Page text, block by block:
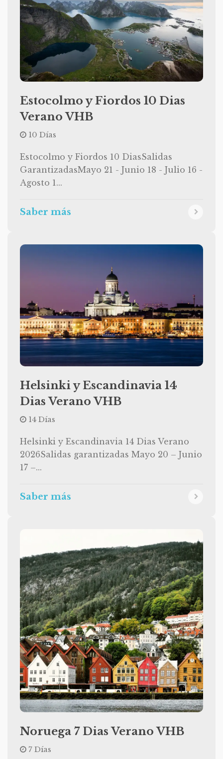
Estocolmo y Fiordos 10 Dias
Verano VHB
10 Días
Estocolmo y Fiordos 10 DiasSalidas
GarantizadasMayo 21 - Junio 18 - Julio 16 -
Agosto 1...
Saber más
Helsinki y Escandinavia 14
Dias Verano VHB
14 Días
Helsinki y Escandinavia 14 Dias Verano
2026Salidas garantizadas Mayo 20 – Junio
17 –...
Saber más
Noruega 7 Dias Verano VHB
7 Días